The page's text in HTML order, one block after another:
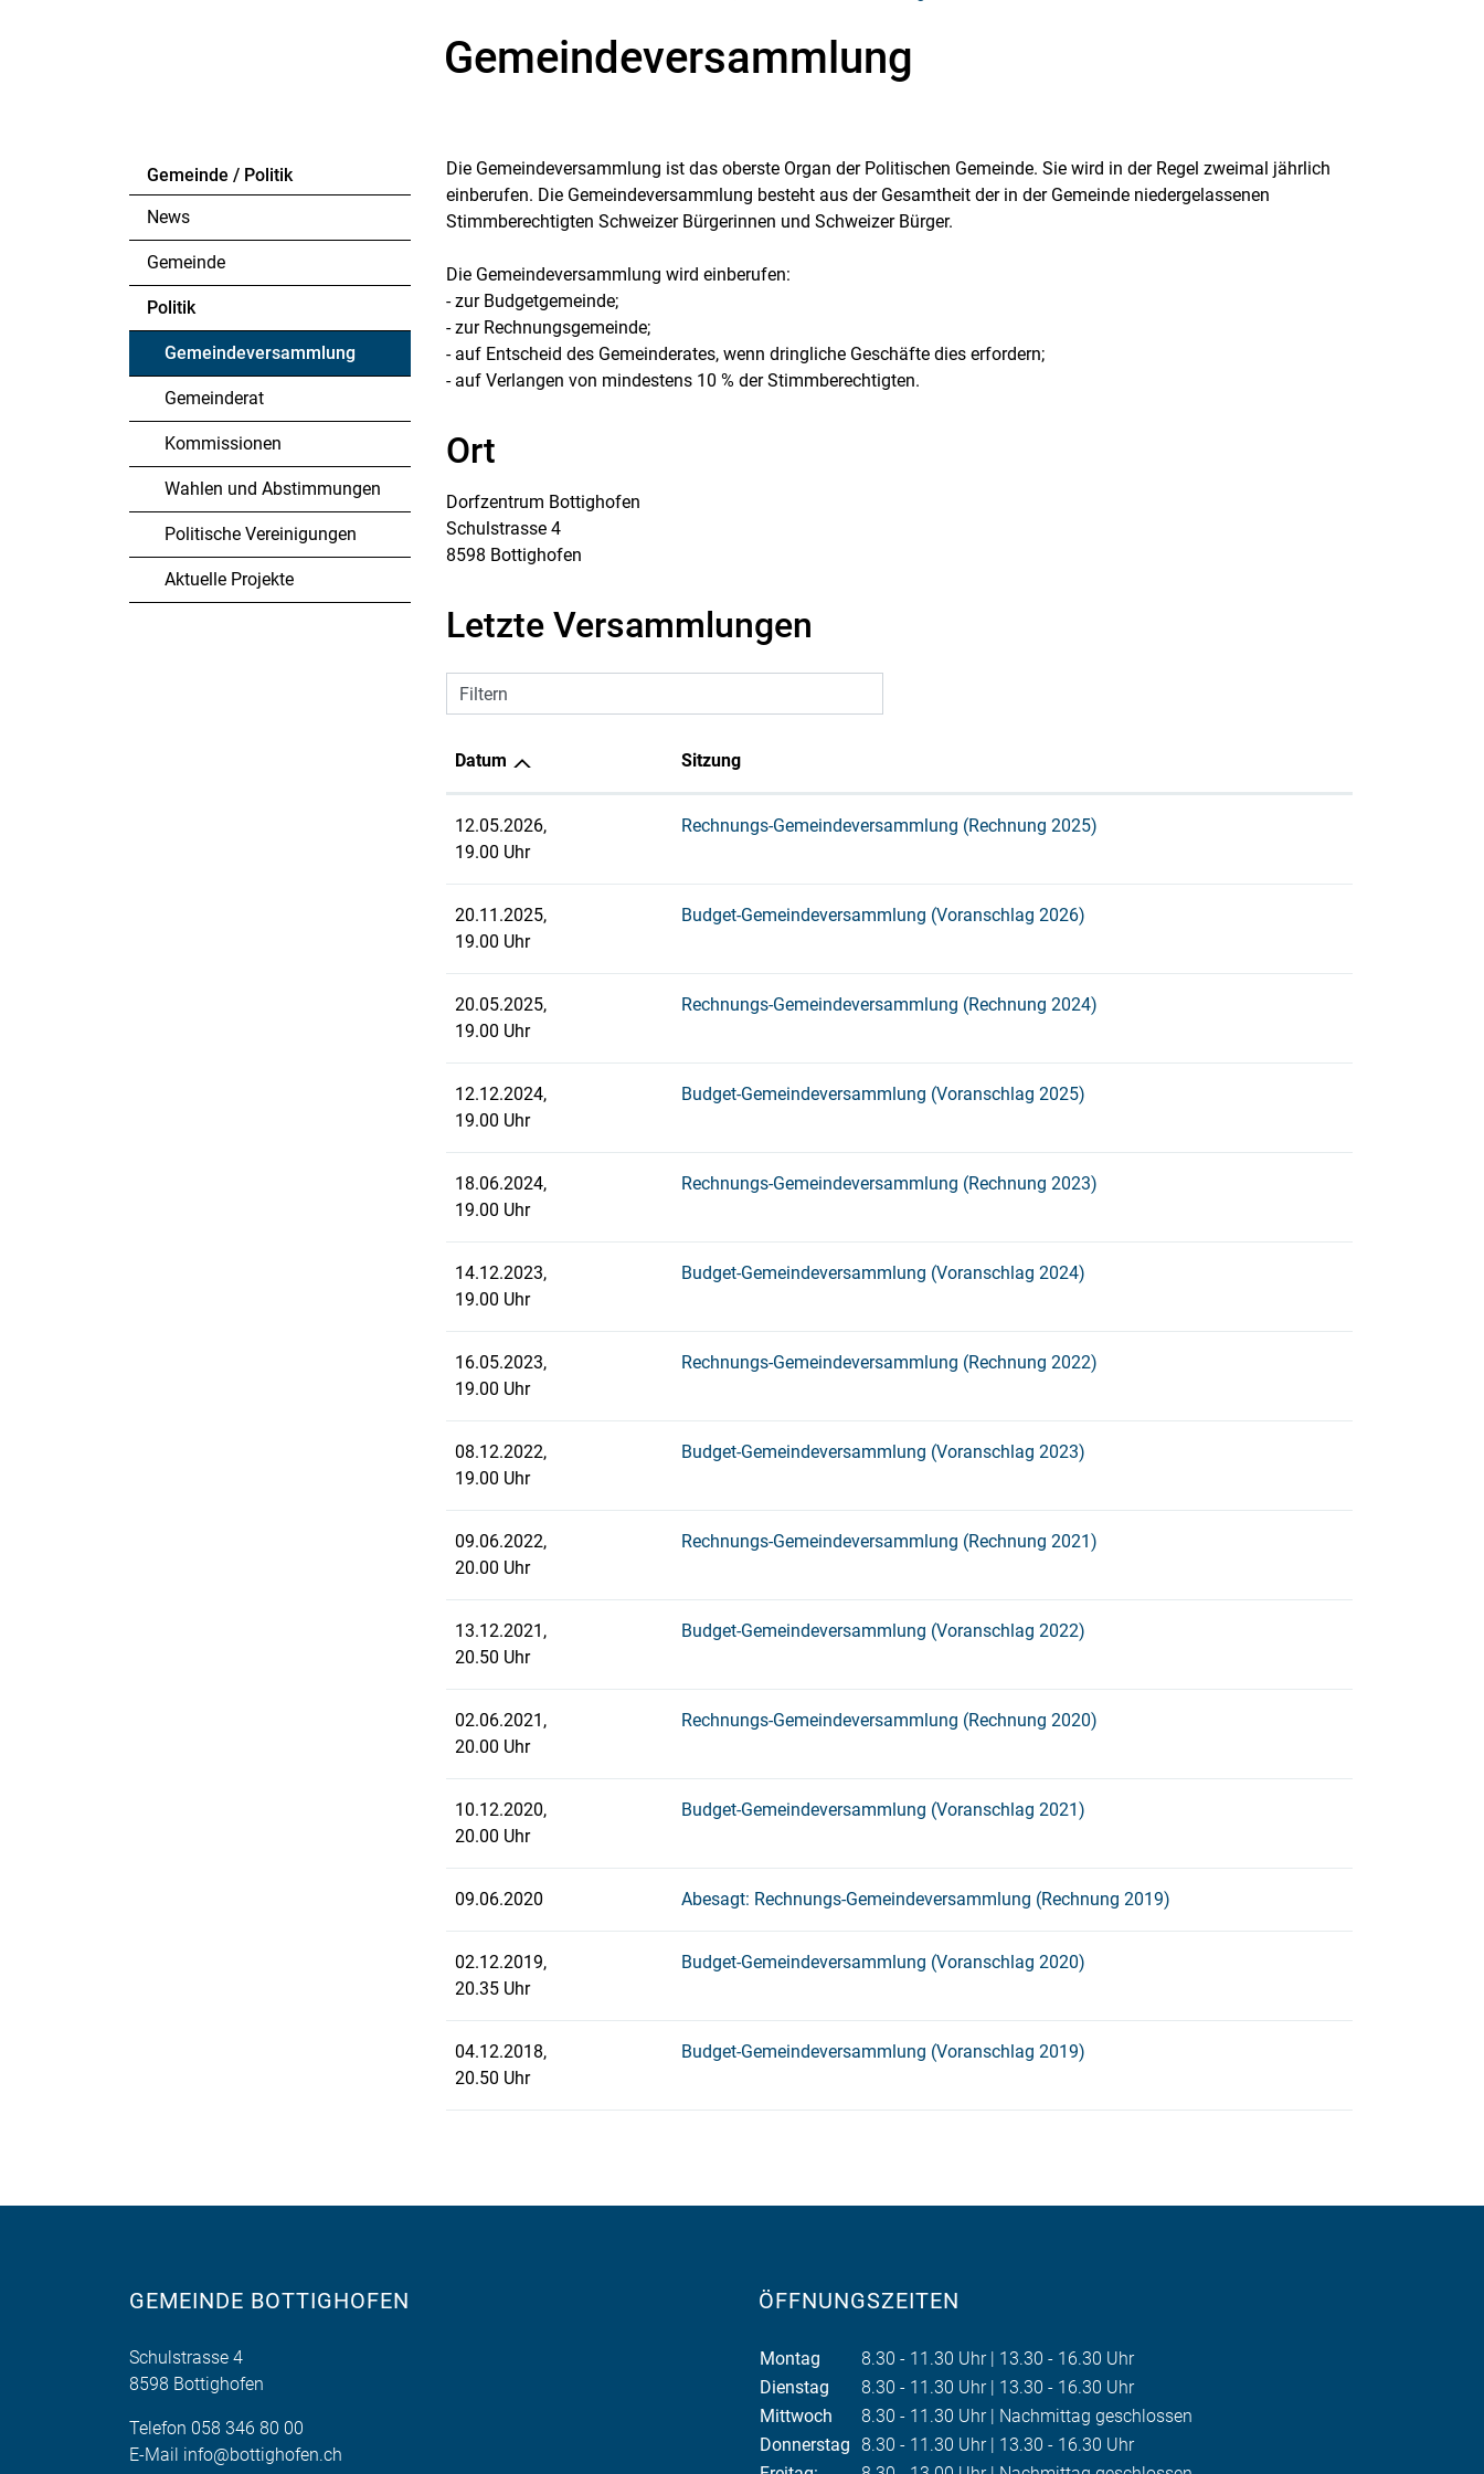
Gemeindeversammlung
Gemeinde / Politik
News
Gemeinde
Politik
Gemeindeversammlung
(ausgewählt)
Gemeinderat
Kommissionen
Wahlen und Abstimmungen
Politische Vereinigungen
Aktuelle Projekte
Die Gemeindeversammlung ist das oberste Organ der Politischen Gemeinde. Sie wird in der Regel zweimal jährlich
einberufen. Die Gemeindeversammlung besteht aus der Gesamtheit der in der Gemeinde niedergelassenen
Stimmberechtigten Schweizer Bürgerinnen und Schweizer Bürger.
Die Gemeindeversammlung wird einberufen:
- zur Budgetgemeinde;
- zur Rechnungsgemeinde;
- auf Entscheid des Gemeinderates, wenn dringliche Geschäfte dies erfordern;
- auf Verlangen von mindestens 10 % der Stimmberechtigten.
Ort
Dorfzentrum Bottighofen
Schulstrasse 4
8598 Bottighofen
Letzte Versammlungen
Filtern
Datum Sitzung
12.05.2026,
19.00 Uhr
Rechnungs-Gemeindeversammlung (Rechnung 2025)
20.11.2025,
19.00 Uhr
Budget-Gemeindeversammlung (Voranschlag 2026)
20.05.2025,
19.00 Uhr
Rechnungs-Gemeindeversammlung (Rechnung 2024)
12.12.2024,
19.00 Uhr
Budget-Gemeindeversammlung (Voranschlag 2025)
18.06.2024,
19.00 Uhr
Rechnungs-Gemeindeversammlung (Rechnung 2023)
14.12.2023,
19.00 Uhr
Budget-Gemeindeversammlung (Voranschlag 2024)
16.05.2023,
19.00 Uhr
Rechnungs-Gemeindeversammlung (Rechnung 2022)
08.12.2022,
19.00 Uhr
Budget-Gemeindeversammlung (Voranschlag 2023)
09.06.2022,
20.00 Uhr
Rechnungs-Gemeindeversammlung (Rechnung 2021)
13.12.2021,
20.50 Uhr
Budget-Gemeindeversammlung (Voranschlag 2022)
02.06.2021,
20.00 Uhr
Rechnungs-Gemeindeversammlung (Rechnung 2020)
10.12.2020,
20.00 Uhr
Budget-Gemeindeversammlung (Voranschlag 2021)
09.06.2020 Abesagt: Rechnungs-Gemeindeversammlung (Rechnung 2019)
02.12.2019,
20.35 Uhr
Budget-Gemeindeversammlung (Voranschlag 2020)
04.12.2018,
20.50 Uhr
Budget-Gemeindeversammlung (Voranschlag 2019)
GEMEINDE BOTTIGHOFEN
Schulstrasse 4
8598 Bottighofen
Telefon 058 346 80 00
E-Mail info@bottighofen.ch
ÖFFNUNGSZEITEN
Montag
8.30 - 11.30 Uhr | 13.30 - 16.30 Uhr
Dienstag
8.30 - 11.30 Uhr | 13.30 - 16.30 Uhr
Mittwoch
8.30 - 11.30 Uhr | Nachmittag geschlossen
Donnerstag 8.30 - 11.30 Uhr | 13.30 - 16.30 Uhr